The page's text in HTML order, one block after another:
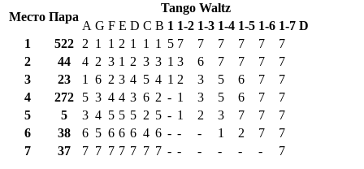
Место Пара
Tango Waltz
A G F E D C B 1 1-2 1-3 1-4 1-5 1-6 1-7 D
1
522 2 1 1 2 1 1 1 5 7 7 7 7 7
7
2
44 4 2 3 1 2 3 3 1 3 6 7 7 7
7
3
23 1 6 2 3 4 5 4 1 2 3 5 6 7
7
4
272 5 3 4 4 3 6 2 - 1 3 5 6 7
7
5
5 3 4 5 5 5 2 5 - 1 2 3 7 7
7
6
38 6 5 6 6 6 4 6 - - - 1 2 7
7
7
37 7 7 7 7 7 7 7 - - - - - - 7